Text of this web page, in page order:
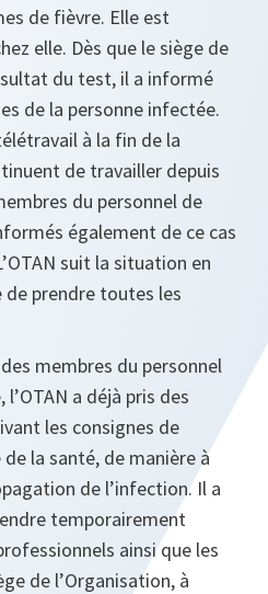
de fièvre. Elle est
elle. Dès que le siège de
du test, il a informé
de la personne infectée.
à la fin de la
de travailler depuis
du personnel de
également de ce cas
suit la situation en
prendre toutes les
membres du personnel
a déjà pris des
les consignes de
la santé, de manière à
de l’infection. Il a
temporairement
ainsi que les
de l’Organisation, à